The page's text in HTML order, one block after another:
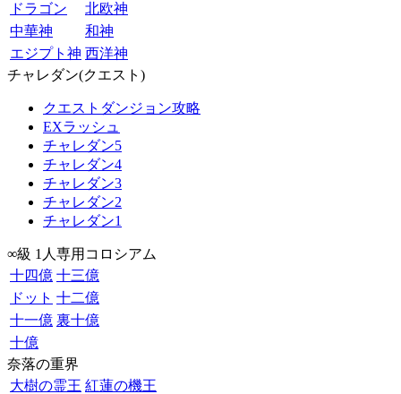
ドラゴン
北欧神
中華神
和神
エジプト神 西洋神
チャレダン(クエスト)
クエストダンジョン攻略
EXラッシュ
チャレダン5
チャレダン4
チャレダン3
チャレダン2
チャレダン1
∞級 1人専用コロシアム
十四億 十三億
ドット 十二億
十一億 裏十億
十億
奈落の重界
大樹の霊王 紅蓮の機王